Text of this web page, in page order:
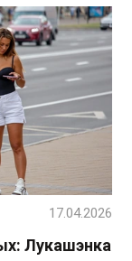
Лукашэнка
17.04.2026